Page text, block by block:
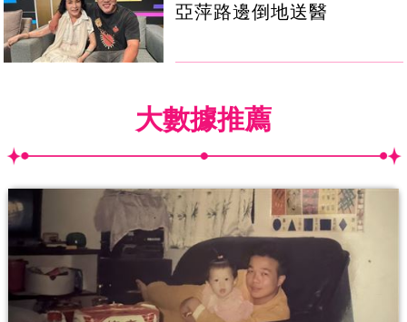
亞萍路邊倒地送醫
大數據推薦